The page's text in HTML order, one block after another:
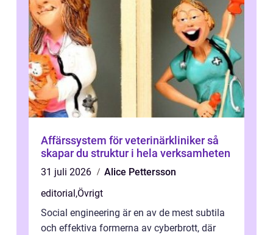
Affärssystem för veterinärkliniker så
skapar du struktur i hela verksamheten
31 juli 2026
Alice Pettersson
editorial,Övrigt
Social engineering är en av de mest subtila
och effektiva formerna av cyberbrott, där